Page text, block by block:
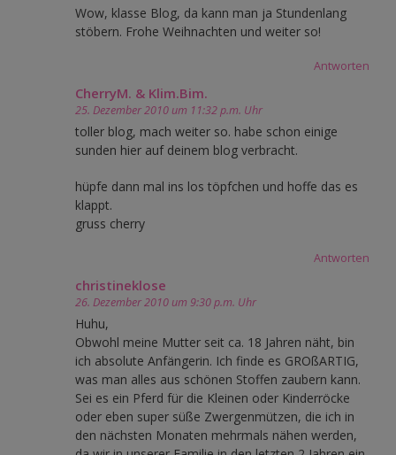
Wow, klasse Blog, da kann man ja Stundenlang
stöbern. Frohe Weihnachten und weiter so!
Antworten
CherryM. & Klim.Bim.
25. Dezember 2010 um 11:32 p.m. Uhr
toller blog, mach weiter so. habe schon einige
sunden hier auf deinem blog verbracht.
hüpfe dann mal ins los töpfchen und hoffe das es
klappt.
gruss cherry
Antworten
christineklose
26. Dezember 2010 um 9:30 p.m. Uhr
Huhu,
Obwohl meine Mutter seit ca. 18 Jahren näht, bin
ich absolute Anfängerin. Ich finde es GROßARTIG,
was man alles aus schönen Stoffen zaubern kann.
Sei es ein Pferd für die Kleinen oder Kinderröcke
oder eben super süße Zwergenmützen, die ich in
den nächsten Monaten mehrmals nähen werden,